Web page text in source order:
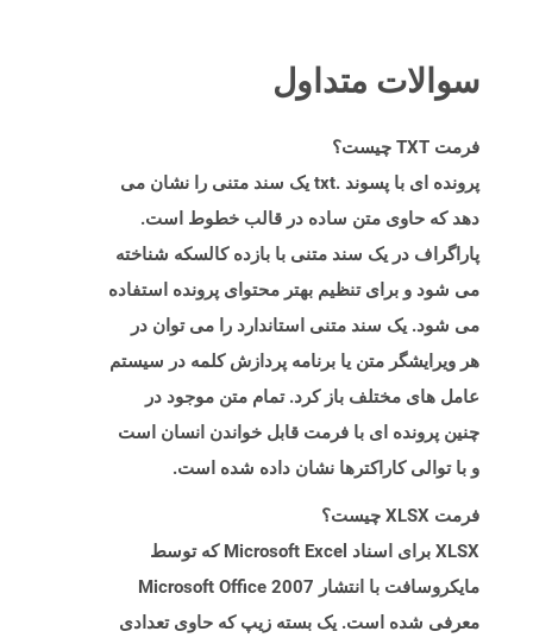
سوالات متداول
فرمت TXT چیست؟
پرونده ای با پسوند .txt یک سند متنی را نشان می
دهد که حاوی متن ساده در قالب خطوط است.
پاراگراف در یک سند متنی با بازده کالسکه شناخته
می شود و برای تنظیم بهتر محتوای پرونده استفاده
می شود. یک سند متنی استاندارد را می توان در
هر ویرایشگر متن یا برنامه پردازش کلمه در سیستم
عامل های مختلف باز کرد. تمام متن موجود در
چنین پرونده ای با فرمت قابل خواندن انسان است
و با توالی کاراکترها نشان داده شده است.
فرمت XLSX چیست؟
XLSX برای اسناد Microsoft Excel که توسط
مایکروسافت با انتشار Microsoft Office 2007
معرفی شده است. یک بسته زیپ که حاوی تعدادی